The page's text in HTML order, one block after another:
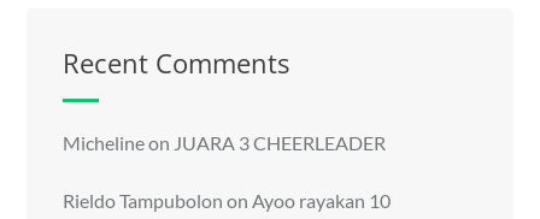
Recent Comments
Michelineon JUARA 3 CHEERLEADER
Rieldo Tampubolon onAyoo rayakan 10